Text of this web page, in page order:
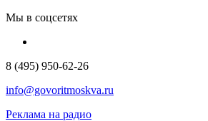
Мы в соцсетях
8 (495) 950-62-26
info@govoritmoskva.ru
Реклама на радио